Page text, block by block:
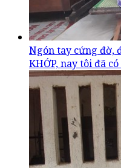
Ngón tay cứng đờ,
KHỚP, nay tôi đã